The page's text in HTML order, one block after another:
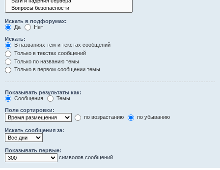
Искать в подфорумах:
Да
Нет
Искать:
В названиях тем и текстах сообщений
Только в текстах сообщений
Только по названию темы
Только в первом сообщении темы
Показывать результаты как:
Сообщения
Темы
Поле сортировки:
по возрастанию
по убыванию
Искать сообщения за:
Показывать первые:
символов сообщений